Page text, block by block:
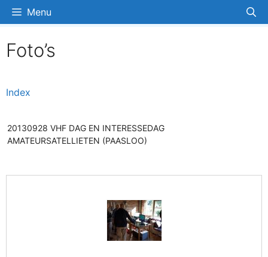
naar
inhoud
Menu
Foto’s
Index
20130928 VHF DAG EN INTERESSEDAG
AMATEURSATELLIETEN (PAASLOO)